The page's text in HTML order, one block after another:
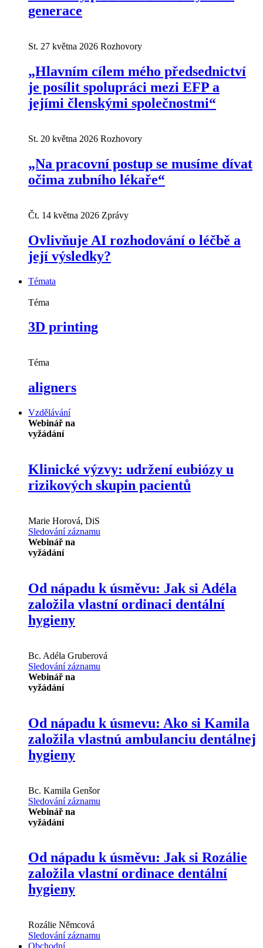
generace
St. 27 května 2026 Rozhovory
„Hlavním cílem mého předsednictví
je posílit spolupráci mezi EFP a
jejími členskými společnostmi“
St. 20 května 2026 Rozhovory
„Na pracovní postup se musíme dívat
očima zubního lékaře“
Čt. 14 května 2026 Zprávy
Ovlivňuje AI rozhodování o léčbě a
její výsledky?
Témata
Téma
3D printing
Téma
aligners
Vzdělávání
Webinář na
vyžádání
Klinické výzvy: udržení eubiózy u
rizikových skupin pacientů
Marie Horová, DiS
Sledování záznamu
Webinář na
vyžádání
Od nápadu k úsměvu: Jak si Adéla
založila vlastní ordinaci dentální
hygieny
Bc. Adéla Gruberová
Sledování záznamu
Webinář na
vyžádání
Od nápadu k úsmevu: Ako si Kamila
založila vlastnú ambulanciu dentálnej
hygieny
Bc. Kamila Genšor
Sledování záznamu
Webinář na
vyžádání
Od nápadu k úsměvu: Jak si Rozálie
založila vlastní ordinace dentální
hygieny
Rozálie Němcová
Sledování záznamu